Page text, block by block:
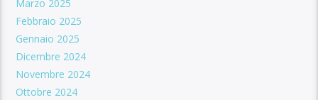
Marzo 2025
Febbraio 2025
Gennaio 2025
Dicembre 2024
Novembre 2024
Ottobre 2024